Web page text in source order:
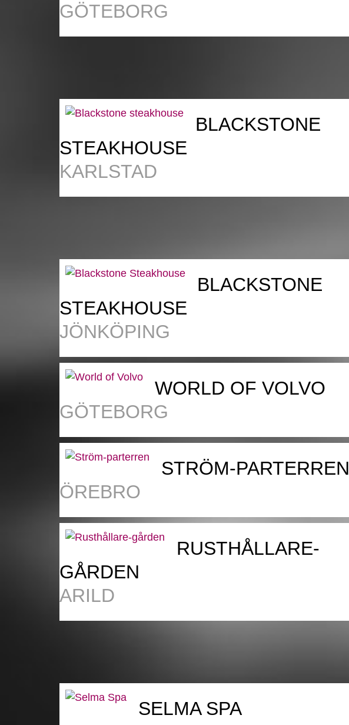
GÖTEBORG
BLACKSTONE
STEAKHOUSE
KARLSTAD
BLACKSTONE
STEAKHOUSE
JÖNKÖPING
WORLD OF VOLVO
GÖTEBORG
STRÖM-PARTERREN
ÖREBRO
RUSTHÅLLARE-
GÅRDEN
ARILD
SELMA SPA